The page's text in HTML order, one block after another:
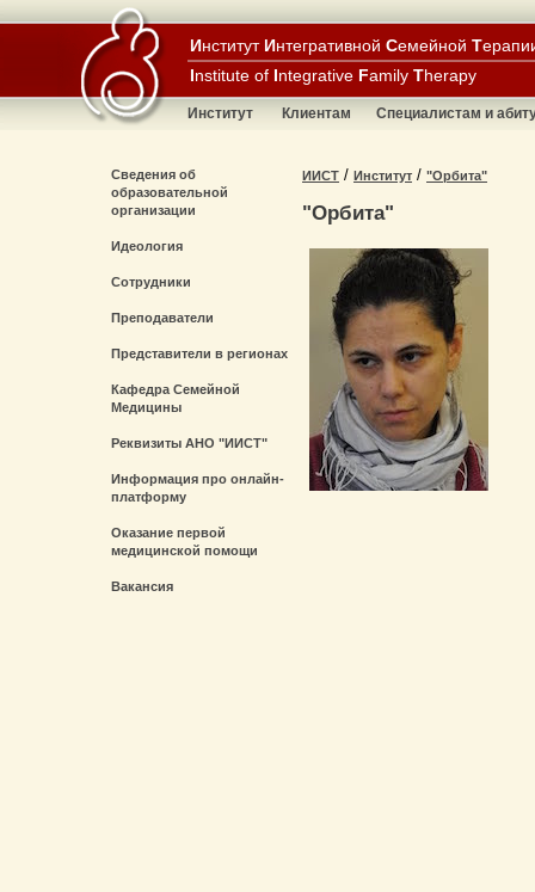
Институт Интегративной Семейной Т
Institute of Integrative Family Therapy
Институт Клиентам Специалистам и
Сведения об
образовательной
организации
Идеология
Сотрудники
Преподаватели
Представители в регионах
Кафедра Семейной
Медицины
Реквизиты АНО "ИИСТ"
Информация про онлайн-
платформу
Оказание первой
медицинской помощи
Вакансия
ИИСТ / Институт / "Орбита"
"Орбита"